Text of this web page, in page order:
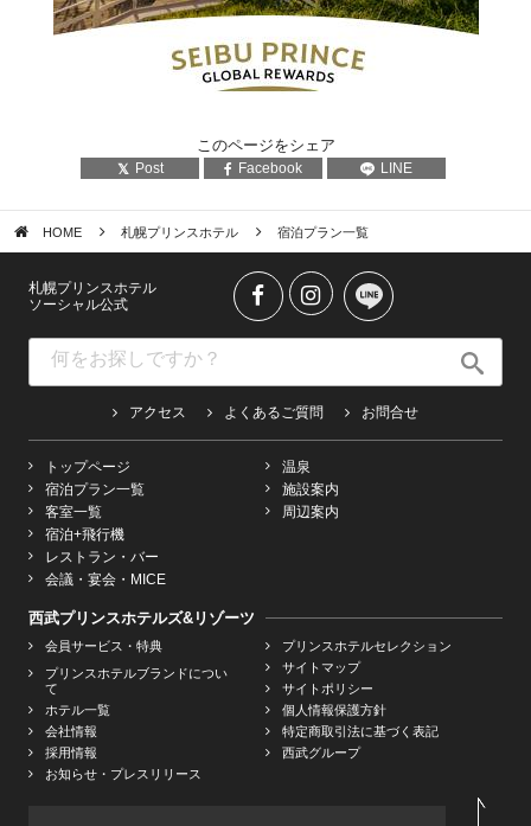
このページをシェア
Post Facebook LINE
HOME 札幌プリンスホテル 宿泊プラン一覧
札幌プリンスホテル
ソーシャル公式
アクセス よくあるご質問 お問合せ
トップページ
宿泊プラン一覧
客室一覧
宿泊+飛行機
レストラン・バー
会議・宴会・MICE
温泉
施設案内
周辺案内
西武プリンスホテルズ&リゾーツ
会員サービス・特典
プリンスホテルブランドについ
て
ホテル一覧
会社情報
採用情報
お知らせ・プレスリリース
プリンスホテルセレクション
サイトマップ
サイトポリシー
個人情報保護方針
特定商取引法に基づく表記
西武グループ